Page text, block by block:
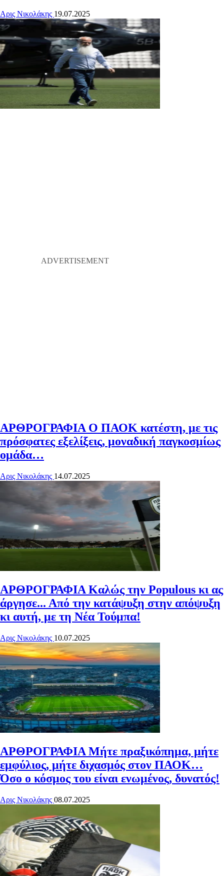
Αρις Νικολάκης 19.07.2025
ΑΡΘΡΟΓΡΑΦΙΑΟ ΠΑΟΚ κατέστη, με τις
πρόσφατες εξελίξεις, μοναδική παγκοσμίως
ομάδα…
Αρις Νικολάκης 14.07.2025
ΑΡΘΡΟΓΡΑΦΙΑ Καλώς την Populous κι ας
άργησε... Από την κατάψυξη στην απόψυξη
κι αυτή, με τη Νέα Τούμπα!
Αρις Νικολάκης 10.07.2025
ΑΡΘΡΟΓΡΑΦΙΑ Μήτε πραξικόπημα, μήτε
εμφύλιος, μήτε διχασμός στον ΠΑΟΚ…
Όσο ο κόσμος του είναι ενωμένος, δυνατός!
Αρις Νικολάκης 08.07.2025